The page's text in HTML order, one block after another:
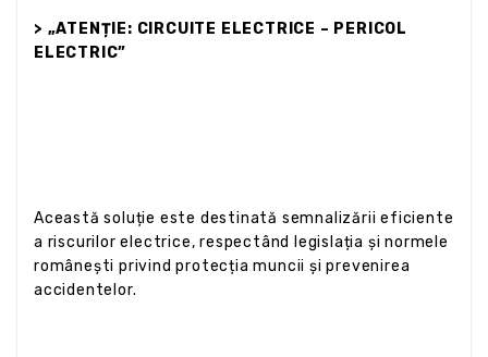
> „ATENȚIE: CIRCUITE ELECTRICE – PERICOL
ELECTRIC”
Această soluție este destinată semnalizării eficiente
a riscurilor electrice, respectând legislația și normele
românești privind protecția muncii și prevenirea
accidentelor.